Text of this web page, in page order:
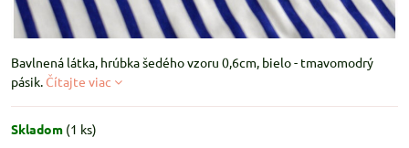
Bavlnená látka, hrúbka šedého vzoru 0,6cm, bielo - tmavomodrý
pásik. Čítajte viac
Skladom (1 ks)